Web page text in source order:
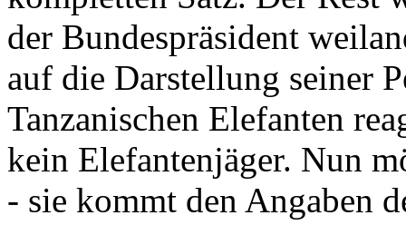
der Bundespräsident
auf die Darstellung seiner
Tanzanischen Elefanten
kein Elefantenjäger. Nun
- sie kommt den Angaben